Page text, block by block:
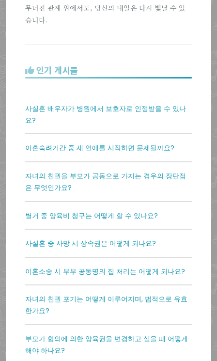
무너진 관계 위에서도, 당신의 내일은 다시 빛날 수 있
습니다.
인기 게시물
사실혼 배우자가 병원에서 보호자로 인정받을 수 있나
요?
이혼숙려기간 중 새 연애를 시작하면 문제될까요?
자녀의 친권을 부모가 공동으로 가지는 경우의 장단점
은 무엇인가요?
별거 중 양육비 청구는 어떻게 할 수 있나요?
사실혼 중 사망 시 상속권은 어떻게 되나요?
이혼소송 시 부부 공동명의 집 처리는 어떻게 되나요?
자녀의 친권 포기는 어떻게 이루어지며, 법적으로 유효
한가요?
부모가 합의에 의한 양육권을 변경하고 싶을 때 어떻게
해야 하나요?